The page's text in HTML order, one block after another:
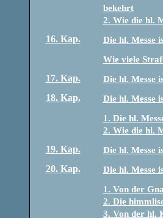
bekehrt
2. Wie die hl.
16. Kap.
Die hl. Messe
Wie viele
17. Kap. Die hl. Messe
18. Kap.
Die hl. Messe
1. Die hl.
2. Wie die hl.
19. Kap. Die hl. Messe
20. Kap.
Die hl. Messe
1. Von der
2. Die
3. Von der hl.